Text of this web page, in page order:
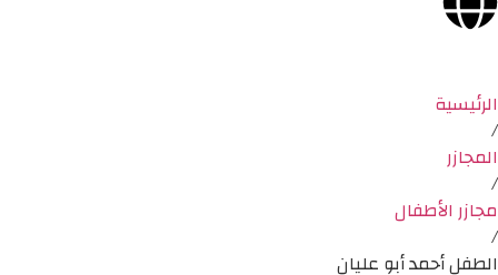
الرئيسية
/
المجازر
/
مجازر الأطفال
/
الطفل أحمد أبو عليان